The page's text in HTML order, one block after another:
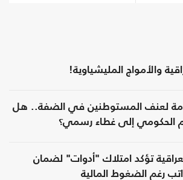
والأمواج المليشياوية!
لعنف المستوطنين في الضفة.. هل
الحكومي إلى غطاء رسمي؟
تؤكد امتلاك "أدوات" لضمان
رغم الضغوط المالية